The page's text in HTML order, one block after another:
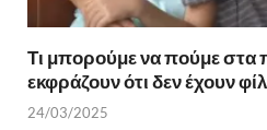
Τι μπορούμε να πούμε στα
εκφράζουν ότι δεν έχουν
24/03/2025